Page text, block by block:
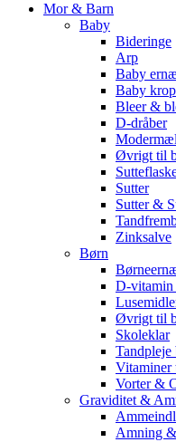
Mor & Barn
Baby
Bideringe
Arp
Baby
Baby
Bleer &
D-dråber
Øvrigt til
Sutter
Sutter &
Zinksalve
Børn
D-vitamin
Øvrigt til
Skoleklar
Tandpleje
Vitaminer
Vorter &
Graviditet &
Amning